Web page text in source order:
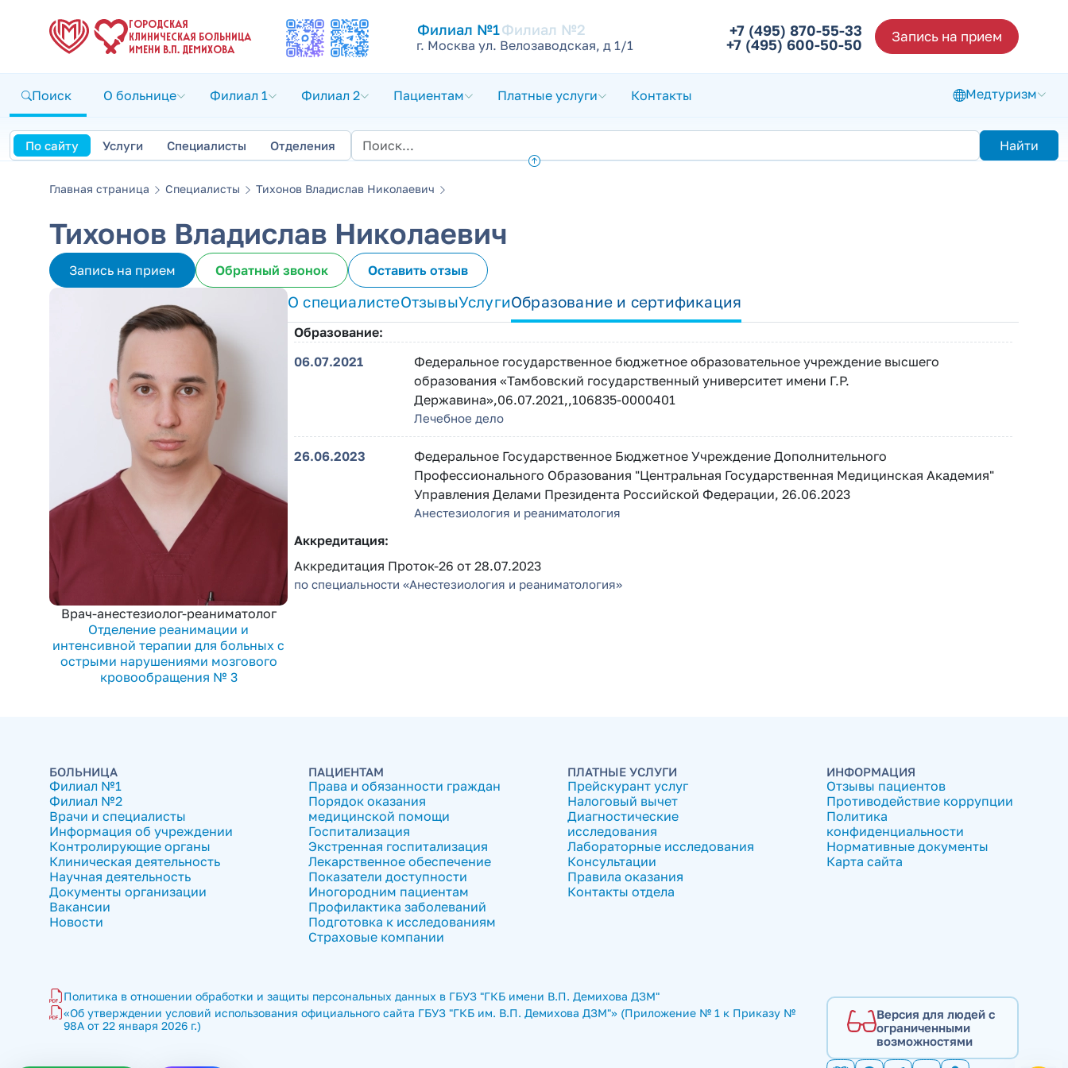
ГОРОДСКАЯ
КЛИНИЧЕСКАЯ БОЛЬНИЦА
ИМЕНИ В.П. ДЕМИХОВА
Филиал №1Филиал №2
г. Москва ул. Велозаводская, д 1/1
+7 (495) 870-55-33
+7 (495) 600-50-50
Запись на прием
Поиск О больнице Филиал 1 Филиал 2 Пациентам Платные услуги Контакты Медтуризм
По сайту Услуги Специалисты Отделения Найти
Главная страница Специалисты Тихонов Владислав Николаевич
Тихонов Владислав Николаевич
Запись на прием Обратный звонок Оставить отзыв
Врач-анестезиолог-реаниматолог
Отделение реанимации и
интенсивной терапии для больных с
острыми нарушениями мозгового
кровообращения № 3
О специалистеОтзывыУслугиОбразование и сертификация
Образование:
06.07.2021
Федеральное государственное бюджетное образовательное учреждение высшего
образования «Тамбовский государственный университет имени Г.Р.
Державина»,06.07.2021,,106835-0000401
Лечебное дело
26.06.2023
Федеральное Государственное Бюджетное Учреждение Дополнительного
Профессионального Образования "Центральная Государственная Медицинская Академия"
Управления Делами Президента Российской Федерации, 26.06.2023
Анестезиология и реаниматология
Аккредитация:
Аккредитация Проток-26 от 28.07.2023
по специальности «Анестезиология и реаниматология»
БОЛЬНИЦА
Филиал №1
Филиал №2
Врачи и специалисты
Информация об учреждении
Контролирующие органы
Клиническая деятельность
Научная деятельность
Документы организации
Вакансии
Новости
ПАЦИЕНТАМ
Права и обязанности граждан
Порядок оказания
медицинской помощи
Госпитализация
Экстренная госпитализация
Лекарственное обеспечение
Показатели доступности
Иногородним пациентам
Профилактика заболеваний
Подготовка к исследованиям
Страховые компании
ПЛАТНЫЕ УСЛУГИ
Прейскурант услуг
Налоговый вычет
Диагностические
исследования
Лабораторные исследования
Консультации
Правила оказания
Контакты отдела
ИНФОРМАЦИЯ
Отзывы пациентов
Противодействие коррупции
Политика
конфиденциальности
Нормативные документы
Карта сайта
Политика в отношении обработки и защиты персональных данных в ГБУЗ "ГКБ имени В.П. Демихова ДЗМ"
«Об утверждении условий использования официального сайта ГБУЗ "ГКБ им. В.П. Демихова ДЗМ"» (Приложение № 1 к Приказу №
98А от 22 января 2026 г.)
Версия для людей с
ограниченными
возможностями